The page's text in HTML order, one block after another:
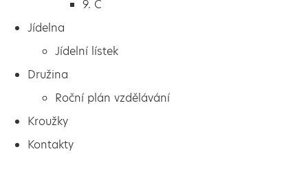
9. C
Jídelna
Jídelní lístek
Družina
Roční plán vzdělávání
Kroužky
Kontakty